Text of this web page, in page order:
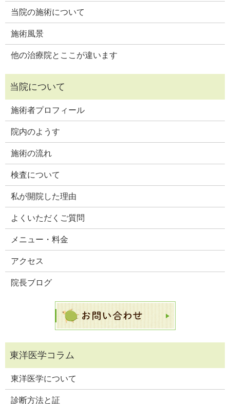
当院の施術について
施術風景
他の治療院とここが違います
施術者プロフィール
院内のようす
施術の流れ
検査について
私が開院した理由
よくいただくご質問
メニュー・料金
アクセス
院長ブログ
東洋医学について
診断方法と証